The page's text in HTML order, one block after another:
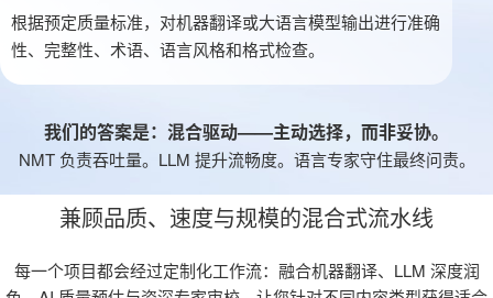
根据预定质量标准，对机器翻译或大语言模型输出进行准确
性、完整性、术语、语言风格和格式检查。
我们的答案是：混合驱动——主动选择，而非妥协。
NMT 负责吞吐量。LLM 提升流畅度。语言专家守住最终问责。
兼顾品质、速度与规模的混合式流水线
每一个项目都会经过定制化工作流：融合机器翻译、LLM 深度润